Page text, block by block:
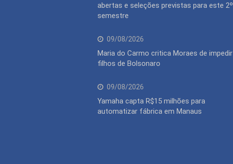
abertas e seleções previstas para este 2º
semestre
09/08/2026
Maria do Carmo critica Moraes de impedir
filhos de Bolsonaro
09/08/2026
Yamaha capta R$15 milhões para
automatizar fábrica em Manaus